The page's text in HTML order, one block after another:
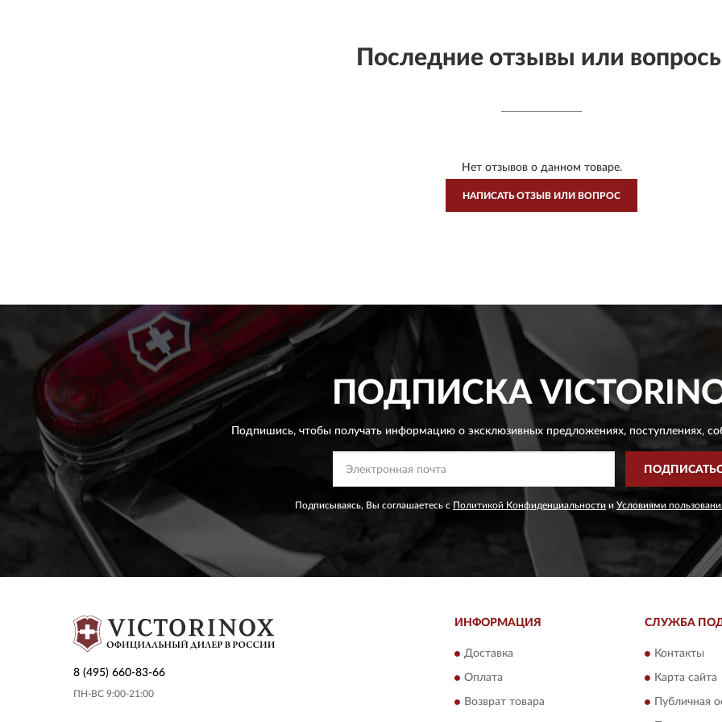
Последние отзывы или
Нет отзывов о данном товаре.
НАПИСАТЬ ОТЗЫВ ИЛИ ВОПРОС
ПОДПИСКА
Подпишись, чтобы получать информацию о эксклюзивных предложениях,поступлениях,
Подписываясь, Вы соглашаетесь с Политикой Конфиденциальности и Условиями
8 (495) 660-83-66
ПН-ВС 9:00-21:00
ИНФОРМАЦИЯ
Доставка
Оплата
Возврат товара
СЛУЖБА
Контакты
Карта сайта
Публичная